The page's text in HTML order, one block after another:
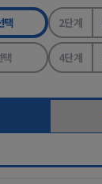
택 2단계
4단계